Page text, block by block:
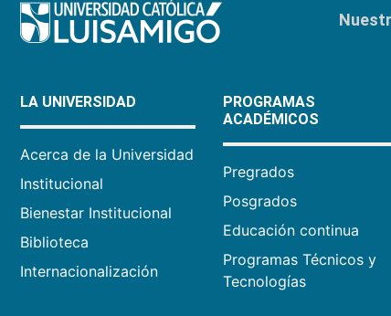
LA UNIVERSIDAD
Acerca de la Universidad
Institucional
Bienestar Institucional
Biblioteca
Internacionalización
PROGRAMAS
ACADÉMICOS
Pregrados
Posgrados
Educación continua
Programas Técnicos y
Tecnologías